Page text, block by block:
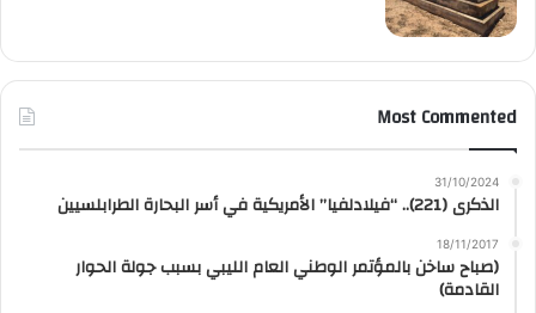
Most Commented
31/10/2024
الذكرى (221).. “فيلادلفيا” الأمريكية في أسر البحارة الطرابلسيين
18/11/2017
(صباح ساخن بالمؤتمر الوطني العام الليبي بسبب جولة الحوار
القادمة)